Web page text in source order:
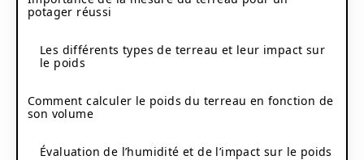
potager réussi
Les différents types de terreau et leur impact sur
le poids
Comment calculer le poids du terreau en fonction de
son volume
Évaluation de l’humidité et de l’impact sur le poids